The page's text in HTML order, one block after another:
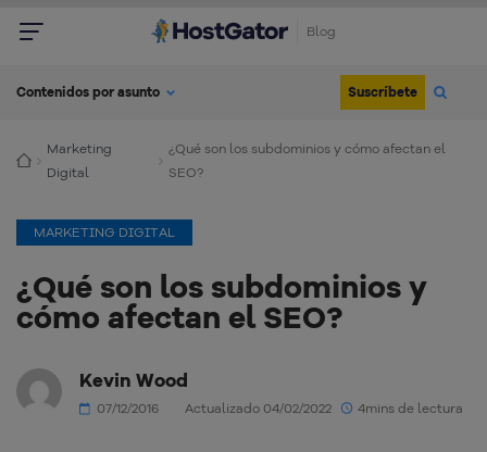
Blog
Contenidos por asunto Suscríbete
Marketing
Digital
¿Qué son los subdominios y cómo afectan el
SEO?
MARKETING DIGITAL
¿Qué son los subdominios y
cómo afectan el SEO?
Kevin Wood
07/12/2016 Actualizado 04/02/2022 4mins de lectura